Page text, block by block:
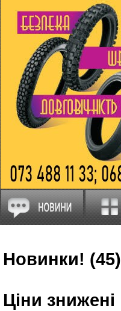
Новинки! (45)
Ціни знижені